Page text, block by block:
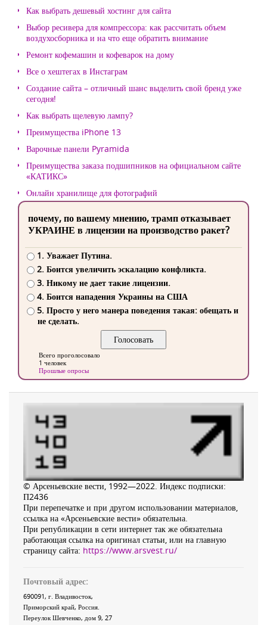
Как выбрать дешевый хостинг для сайта
Выбор ресивера для компрессора: как рассчитать объем
воздухосборника и на что еще обратить внимание
Ремонт кофемашин и кофеварок на дому
Все о хештегах в Инстаграм
Создание сайта – отличный шанс выделить свой бренд уже
сегодня!
Как выбрать щелевую лампу?
Преимущества iPhone 13
Варочные панели Pyramida
Преимущества заказа подшипников на официальном сайте
«КАТИКС»
Онлайн хранилище для фотографий
почему, по вашему мнению, трамп отказывает
УКРАИНЕ в лицензии на производство ракет?
1. Уважает Путина.
2. Боится увеличить эскалацию конфликта.
3. Никому не дает такие лицензии.
4. Боится нападения Украины на США
5. Просто у него манера поведения такая: обещать и
не сделать.
Всего проголосовало
1 человек
Прошлые опросы
© Арсеньевские вести, 1992—2022. Индекс подписки:
П2436
При перепечатке и при другом использовании материалов,
ссылка на «Арсеньевские вести» обязательна.
При републикации в сети интернет так же обязательна
работающая ссылка на оригинал статьи, или на главную
страницу сайта: https://www.arsvest.ru/
Почтовый адрес:
690091, г. Владивосток,
Приморский край, Россия
Переулок Шевченко, дом 9, 27